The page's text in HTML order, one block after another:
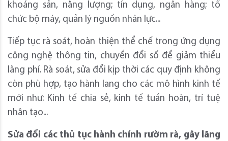
khoáng sản, năng lượng; tín dụng, ngân hàng; tổ
chức bộ máy, quản lý nguồn nhân lực...
Tiếp tục rà soát, hoàn thiện thể chế trong ứng dụng
công nghệ thông tin, chuyển đổi số để giảm thiểu
lãng phí. Rà soát, sửa đổi kịp thời các quy định không
còn phù hợp, tạo hành lang cho các mô hình kinh tế
mới như: Kinh tế chia sẻ, kinh tế tuần hoàn, trí tuệ
nhân tạo...
Sửa đổi các thủ tục hành chính rườm rà, gâylãng